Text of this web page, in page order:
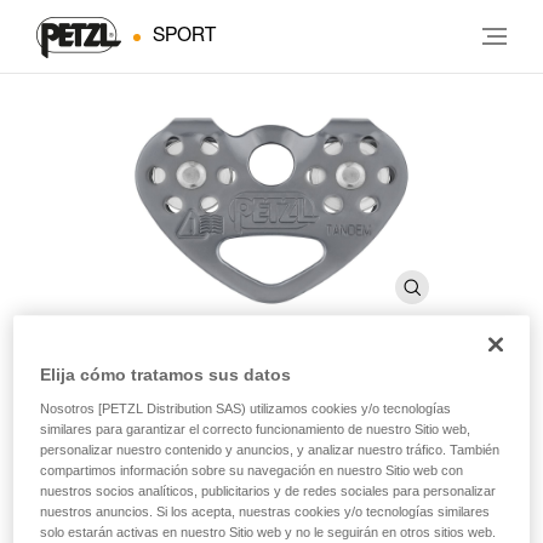
SPORT
TANDEM®SPEED
Polea doble de alto rendimiento para los
desplazamientos por cuerda
Elija cómo tratamos sus datos
Nosotros [PETZL Distribution SAS) utilizamos cookies y/o tecnologías
similares para garantizar el correcto funcionamiento de nuestro Sitio web,
personalizar nuestro contenido y anuncios, y analizar nuestro tráfico. También
compartimos información sobre su navegación en nuestro Sitio web con
nuestros socios analíticos, publicitarios y de redes sociales para personalizar
nuestros anuncios. Si los acepta, nuestras cookies y/o tecnologías similares
solo estarán activas en nuestro Sitio web y no le seguirán en otros sitios web.